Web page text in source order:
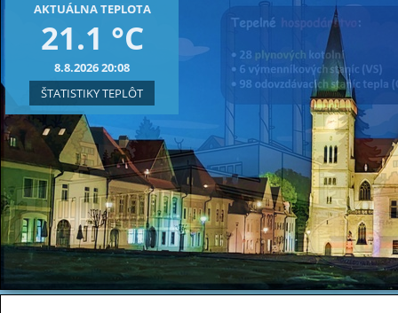
AKTUÁLNA TEPLOTA
21.1 °C
8.8.2026 20:08
ŠTATISTIKY TEPLÔT